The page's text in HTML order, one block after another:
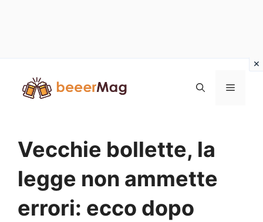
contenuto
Menu
Vecchie bollette, la
legge non ammette
errori: ecco dopo